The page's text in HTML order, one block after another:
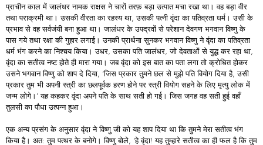
प्राचीन काल में जालंधर नामक राक्षस ने चारों तरफ़ बड़ा उत्पात मचा रखा था। वह बड़ा वीर
तथा पराक्रमी था। उसकी वीरता का रहस्य था, उसकी पत्नी वृंदा का पतिव्रता धर्म। उसी के
प्रभाव से वह सर्वजंयी बना हुआ था। जालंधर के उपद्रवों से परेशान देवगण भगवान विष्णु के
पास गये तथा रक्षा की गुहार लगाई। उनकी प्रार्थना सुनकर भगवान विष्णु ने वृंदा का पतिव्रता
धर्म भंग करने का निश्चय किया। उधर, उसका पति जालंधर, जो देवताओं से युद्ध कर रहा था,
वृंदा का सतीत्व नष्ट होते ही मारा गया। जब वृंदा को इस बात का पता लगा तो क्रोधित होकर
उसने भगवान विष्णु को शाप दे दिया, ‘जिस प्रकार तुमने छल से मुझे पति वियोग दिया है, उसी
प्रकार तुम भी अपनी स्त्री का छलपूर्वक हरण होने पर स्त्री वियोग सहने के लिए मृत्यु लोक में
जन्म लोगे।’ यह कहकर वृंदा अपने पति के साथ सती हो गई। जिस जगह वह सती हुई वहाँ
तुलसी का पौधा उत्पन्न हुआ।
एक अन्य प्रसंग के अनुसार वृंदा ने विष्णु जी को यह शाप दिया था कि तुमने मेरा सतीत्व भंग
किया है। अत: तुम पत्थर के बनोगे। विष्णु बोले, ‘हे वृंदा! यह तुम्हारे सतीत्व का ही फल है कि तुम